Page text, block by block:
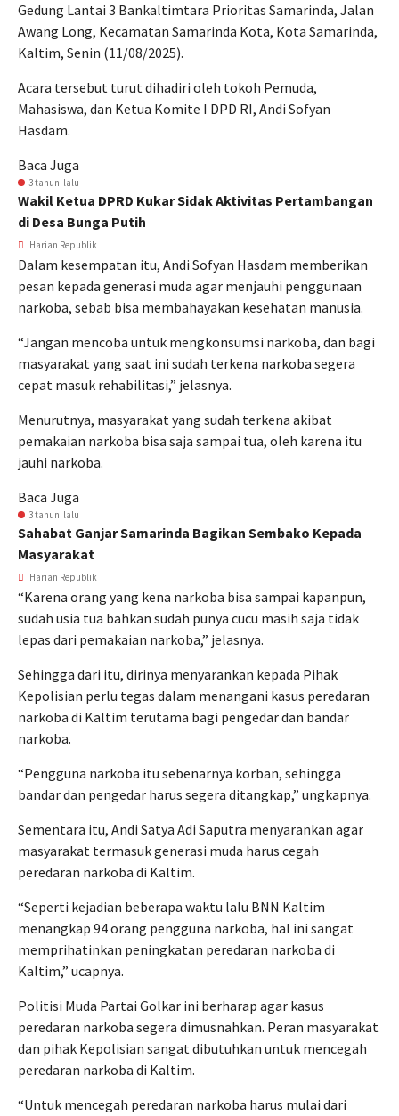
Gedung Lantai 3 Bankaltimtara Prioritas Samarinda, Jalan
Awang Long, Kecamatan Samarinda Kota, Kota Samarinda,
Kaltim, Senin (11/08/2025).
Acara tersebut turut dihadiri oleh tokoh Pemuda,
Mahasiswa, dan Ketua Komite I DPD RI, Andi Sofyan
Hasdam.
Baca Juga
3 tahun lalu
Wakil Ketua DPRD Kukar Sidak Aktivitas Pertambangan
di Desa Bunga Putih
Harian Republik
Dalam kesempatan itu, Andi Sofyan Hasdam memberikan
pesan kepada generasi muda agar menjauhi penggunaan
narkoba, sebab bisa membahayakan kesehatan manusia.
“Jangan mencoba untuk mengkonsumsi narkoba, dan bagi
masyarakat yang saat ini sudah terkena narkoba segera
cepat masuk rehabilitasi,” jelasnya.
Menurutnya, masyarakat yang sudah terkena akibat
pemakaian narkoba bisa saja sampai tua, oleh karena itu
jauhi narkoba.
Baca Juga
3 tahun lalu
Sahabat Ganjar Samarinda Bagikan Sembako Kepada
Masyarakat
Harian Republik
“Karena orang yang kena narkoba bisa sampai kapanpun,
sudah usia tua bahkan sudah punya cucu masih saja tidak
lepas dari pemakaian narkoba,” jelasnya.
Sehingga dari itu, dirinya menyarankan kepada Pihak
Kepolisian perlu tegas dalam menangani kasus peredaran
narkoba di Kaltim terutama bagi pengedar dan bandar
narkoba.
“Pengguna narkoba itu sebenarnya korban, sehingga
bandar dan pengedar harus segera ditangkap,” ungkapnya.
Sementara itu, Andi Satya Adi Saputra menyarankan agar
masyarakat termasuk generasi muda harus cegah
peredaran narkoba di Kaltim.
“Seperti kejadian beberapa waktu lalu BNN Kaltim
menangkap 94 orang pengguna narkoba, hal ini sangat
memprihatinkan peningkatan peredaran narkoba di
Kaltim,” ucapnya.
Politisi Muda Partai Golkar ini berharap agar kasus
peredaran narkoba segera dimusnahkan. Peran masyarakat
dan pihak Kepolisian sangat dibutuhkan untuk mencegah
peredaran narkoba di Kaltim.
“Untuk mencegah peredaran narkoba harus mulai dari